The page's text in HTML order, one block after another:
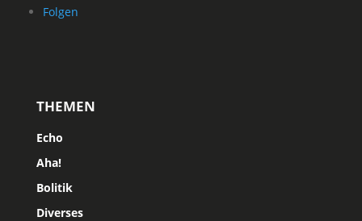
Folgen
THEMEN
Echo
Aha!
Bolitik
Diverses